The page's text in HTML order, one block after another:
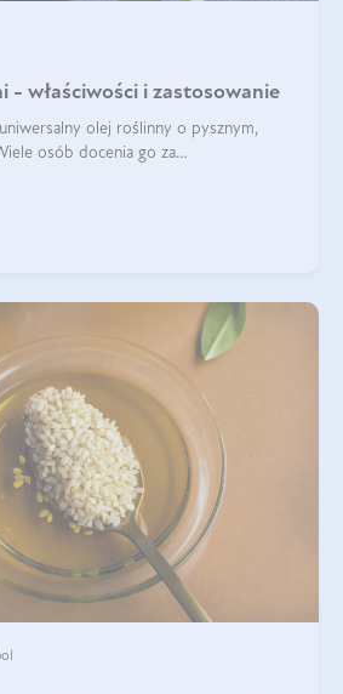
- właściwości i zastosowanie
olej roślinny o pysznym,
osób docenia go za